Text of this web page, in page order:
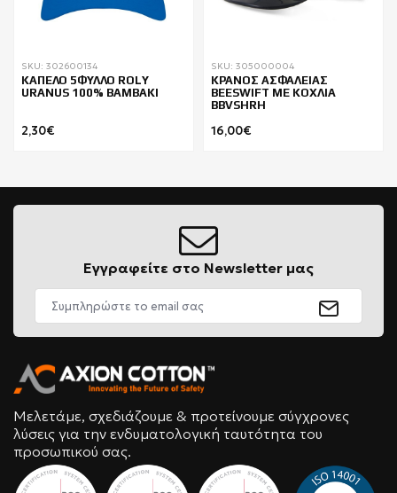
SKU: 302600134
ΚΑΠΕΛΟ 5ΦΥΛΛΟ ROLY
URANUS 100% BAMBAKI
2,30€
SKU: 305000004
ΚΡΑΝΟΣ ΑΣΦΑΛΕΙΑΣ
BEESWIFT ΜΕ ΚΟΧΛΙΑ
BBVSHRH
16,00€
Εγγραφείτε στο Newsletter μας
Μελετάμε, σχεδιάζουμε & προτείνουμε σύγχρονες
λύσεις για την ενδυματολογική ταυτότητα του
προσωπικού σας.